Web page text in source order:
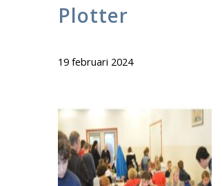
Plotter
19 februari 2024